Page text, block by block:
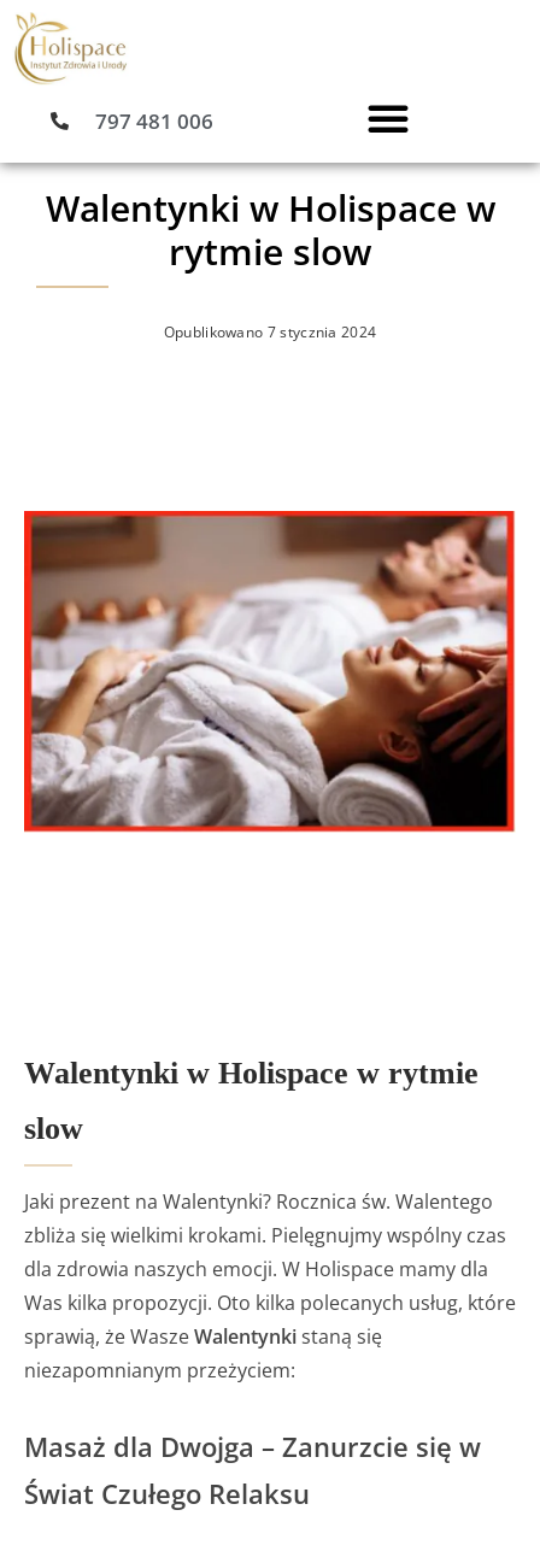
Przejdź
do
treści
797 481 006
Walentynki w Holispace w
rytmie slow
Opublikowano 7 stycznia 2024
Walentynki w Holispace w rytmie
slow
Jaki prezent na Walentynki? Rocznica św. Walentego
zbliża się wielkimi krokami. Pielęgnujmy wspólny czas
dla zdrowia naszych emocji. W Holispace mamy dla
Was kilka propozycji. Oto kilka polecanych usług, które
sprawią, że WaszeWalentynkistaną się
niezapomnianym przeżyciem:
Masaż dla Dwojga – Zanurzcie się w
Świat Czułego Relaksu